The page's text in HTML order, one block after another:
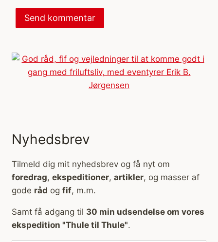
Nyhedsbrev
Tilmeld dig mit nyhedsbrev og få nyt om
foredrag, ekspeditioner, artikler, og masser af
gode råd og fif, m.m.
Samt få adgang til 30 min udsendelse om vores
ekspedition "Thule til Thule".